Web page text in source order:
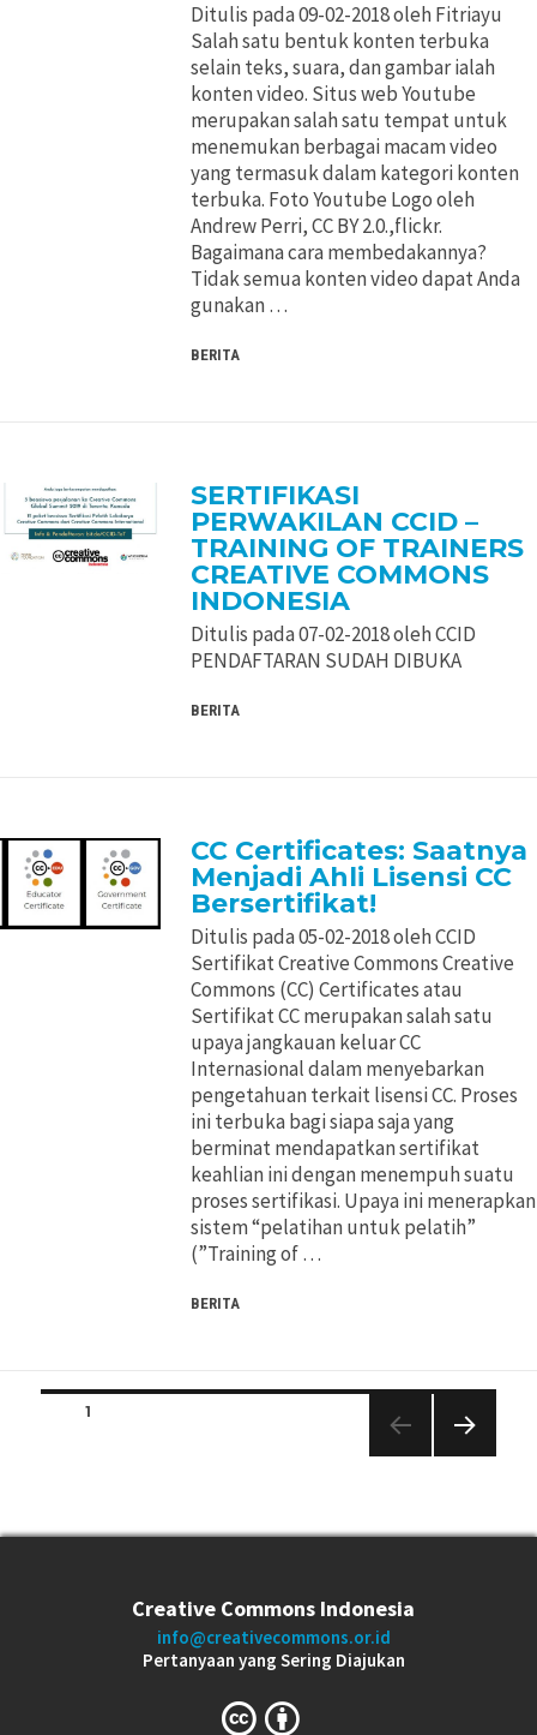
Ditulis pada 09-02-2018 oleh Fitriayu
Salah satu bentuk konten terbuka
selain teks, suara, dan gambar ialah
konten video. Situs web Youtube
merupakan salah satu tempat untuk
menemukan berbagai macam video
yang termasuk dalam kategori konten
terbuka. Foto Youtube Logo oleh
Andrew Perri, CC BY 2.0.,flickr.
Bagaimana cara membedakannya?
Tidak semua konten video dapat Anda
gunakan …
BERITA
SERTIFIKASI
PERWAKILAN CCID –
TRAINING OF TRAINERS
CREATIVE COMMONS
INDONESIA
Ditulis pada 07-02-2018 oleh CCID
PENDAFTARAN SUDAH DIBUKA
BERITA
CC Certificates: Saatnya
Menjadi Ahli Lisensi CC
Bersertifikat!
Ditulis pada 05-02-2018 oleh CCID
Sertifikat Creative Commons Creative
Commons (CC) Certificates atau
Sertifikat CC merupakan salah satu
upaya jangkauan keluar CC
Internasional dalam menyebarkan
pengetahuan terkait lisensi CC. Proses
ini terbuka bagi siapa saja yang
berminat mendapatkan sertifikat
keahlian ini dengan menempuh suatu
proses sertifikasi. Upaya ini menerapkan
sistem “pelatihan untuk pelatih”
(”Training of …
BERITA
Posts
PAGE1
Creative Commons Indonesia
info@creativecommons.or.id
Pertanyaan yang Sering Diajukan